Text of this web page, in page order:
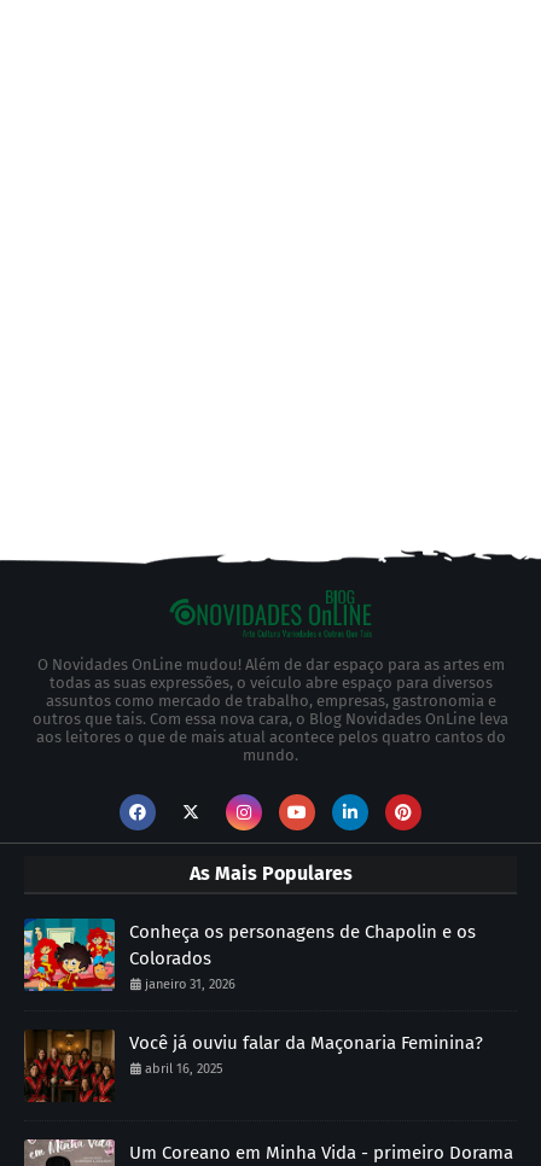
O Novidades OnLine mudou! Além de dar espaço para as artes em
todas as suas expressões, o veículo abre espaço para diversos
assuntos como mercado de trabalho, empresas, gastronomia e
outros que tais. Com essa nova cara, o Blog Novidades OnLine leva
aos leitores o que de mais atual acontece pelos quatro cantos do
mundo.
As Mais Populares
Conheça os personagens de Chapolin e os
Colorados
janeiro 31, 2026
Você já ouviu falar da Maçonaria Feminina?
abril 16, 2025
Um Coreano em Minha Vida - primeiro Dorama